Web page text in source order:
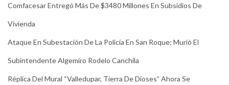
Comfacesar Entregó Más De $3480 Millones En Subsidios De
Vivienda
Ataque En Subestación De La Policía En San Roque: Murió El
Subintendente Algemiro Rodelo Canchila
Réplica Del Mural “Valledupar, Tierra De Dioses” Ahora Se